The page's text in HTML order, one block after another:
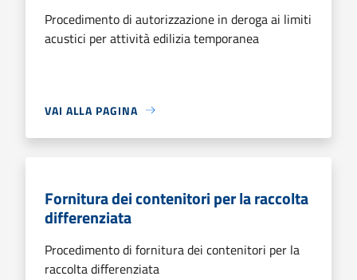
Procedimento di autorizzazione in deroga ai limiti
acustici per attività edilizia temporanea
VAI ALLA PAGINA
Fornitura dei contenitori per la raccolta
differenziata
Procedimento di fornitura dei contenitori per la
raccolta differenziata